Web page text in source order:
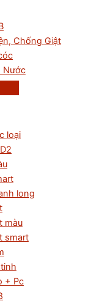
Chống Giật
Nước
loại
long
màu
smart
+ Pc